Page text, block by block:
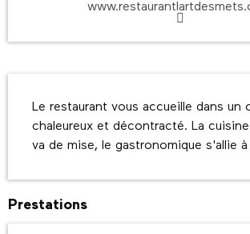
Le restaurant vous accueille dans un
chaleureux et décontracté. La
va de mise, le gastronomique s'allie
Prestations